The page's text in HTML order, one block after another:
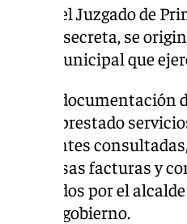
por el Juzgado de
secreta, se
municipal que
en la
han prestado
las fuentes
de esas facturas y
por el
junta de gobierno.